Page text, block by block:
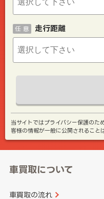
走行距離
任 意
当サイトではプライバシー保護のた
客様の情報が一般に公開されること
車買取について
車買取の流れ